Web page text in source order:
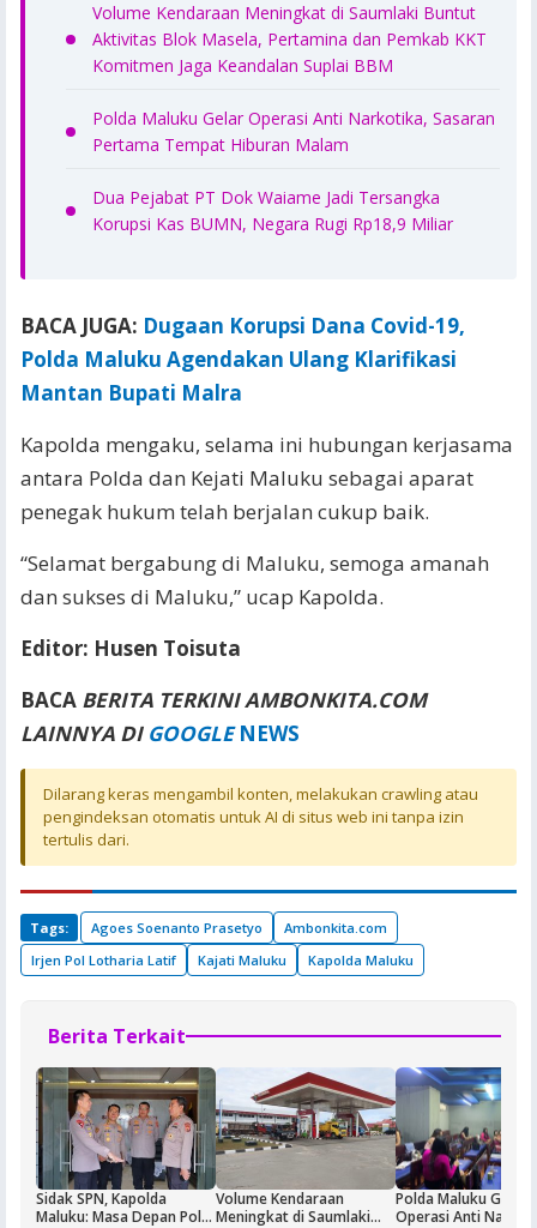
Volume Kendaraan Meningkat di Saumlaki Buntut
Aktivitas Blok Masela, Pertamina dan Pemkab KKT
Komitmen Jaga Keandalan Suplai BBM
Polda Maluku Gelar Operasi Anti Narkotika, Sasaran
Pertama Tempat Hiburan Malam
Dua Pejabat PT Dok Waiame Jadi Tersangka
Korupsi Kas BUMN, Negara Rugi Rp18,9 Miliar
BACA JUGA: Dugaan Korupsi Dana Covid-19,
Polda Maluku Agendakan Ulang Klarifikasi
Mantan Bupati Malra
Kapolda mengaku, selama ini hubungan kerjasama
antara Polda dan Kejati Maluku sebagai aparat
penegak hukum telah berjalan cukup baik.
“Selamat bergabung di Maluku, semoga amanah
dan sukses di Maluku,” ucap Kapolda.
Editor: Husen Toisuta
BACA BERITA TERKINI AMBONKITA.COM
LAINNYA DI GOOGLENEWS
Dilarang keras mengambil konten, melakukan crawling atau
pengindeksan otomatis untuk AI di situs web ini tanpa izin
tertulis dari.
Tags: Agoes Soenanto Prasetyo
Ambonkita.com
Irjen Pol Lotharia Latif
Kajati Maluku Kapolda Maluku
Berita Terkait
Sidak SPN, Kapolda
Maluku: Masa Depan Polri
Volume Kendaraan
Meningkat di Saumlaki
Polda Maluku Gelar
Operasi Anti